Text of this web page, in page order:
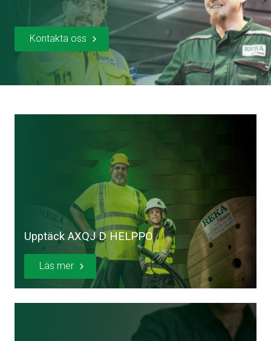
Kontakta oss
Upptäck AXQJ D HELPPO
Läs mer